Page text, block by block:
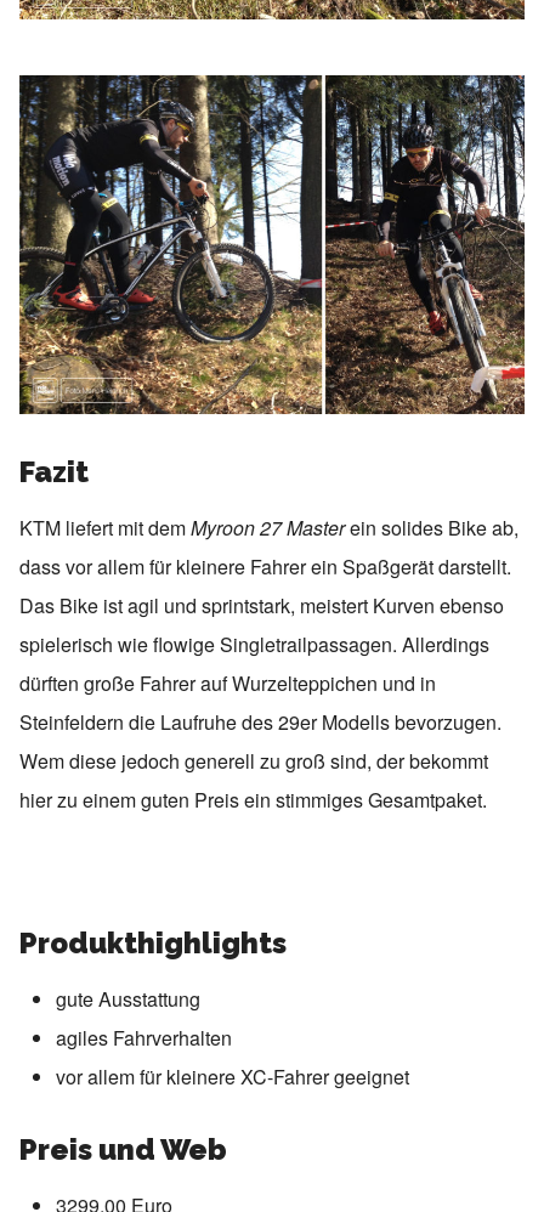
Fazit
KTM liefert mit demMyroon 27 Masterein solides Bike ab,
dass vor allem für kleinere Fahrer ein Spaßgerät darstellt.
Das Bike ist agil und sprintstark, meistert Kurven ebenso
spielerisch wie flowige Singletrailpassagen. Allerdings
dürften große Fahrer auf Wurzelteppichen und in
Steinfeldern die Laufruhe des 29er Modells bevorzugen.
Wem diese jedoch generell zu groß sind, der bekommt
hier zu einem guten Preis ein stimmiges Gesamtpaket.
Produkthighlights
gute Ausstattung
agiles Fahrverhalten
vor allem für kleinere XC-Fahrer geeignet
Preis und Web
3299,00 Euro